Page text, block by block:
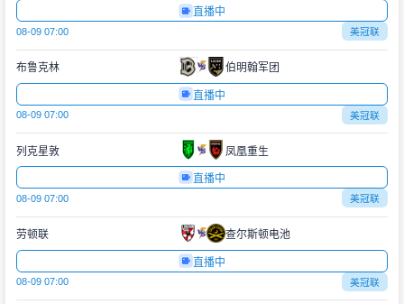
直播中
08-09 07:00 美冠联
布鲁克林 伯明翰军团
直播中
08-09 07:00 美冠联
列克星敦 凤凰重生
直播中
08-09 07:00 美冠联
劳顿联 查尔斯顿电池
直播中
08-09 07:00 美冠联